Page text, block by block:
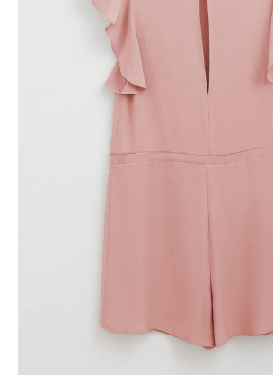
Tabela rozmiarów
DODAJ DO KOSZYKA
czas dostawy: 1-2 dni robocze
Paczkomaty InPost 24/7, darmowa od 50 zł